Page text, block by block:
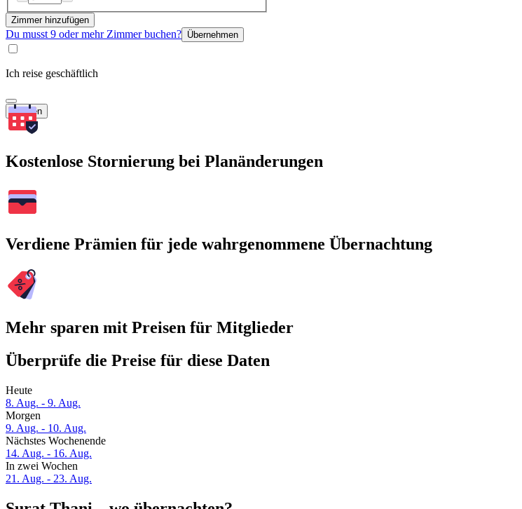
Zimmer hinzufügen
Du musst 9 oder mehr Zimmer buchen? Übernehmen
Ich reise geschäftlich
Suchen
Kostenlose Stornierung bei Planänderungen
Verdiene Prämien für jede wahrgenommene Übernachtung
Mehr sparen mit Preisen für Mitglieder
Überprüfe die Preise für diese Daten
Heute
8. Aug. - 9. Aug.
Morgen
9. Aug. - 10. Aug.
Nächstes Wochenende
14. Aug. - 16. Aug.
In zwei Wochen
21. Aug. - 23. Aug.